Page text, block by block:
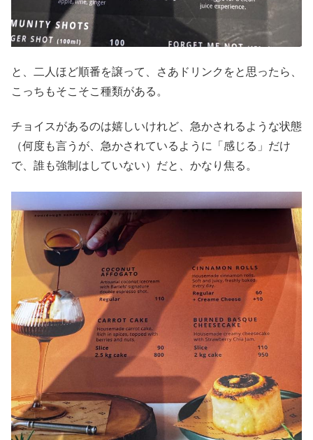
と、二人ほど順番を譲って、さあドリンクをと思ったら、
こっちもそこそこ種類がある。
チョイスがあるのは嬉しいけれど、急かされるような状態
（何度も言うが、急かされているように「感じる」だけ
で、誰も強制はしていない）だと、かなり焦る。